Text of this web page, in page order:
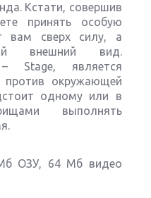
Кстати, совершив
принять особую
вам сверх силу, а
внешний вид.
Stage, является
окружающей
одному или в
выполнять
ОЗУ, 64 Мб видео